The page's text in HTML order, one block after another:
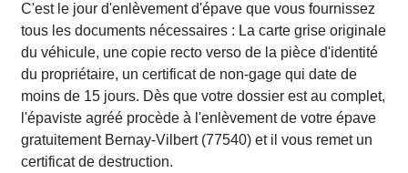
C'est le jour d'enlèvement d'épave que vous fournissez
tous les documents nécessaires : La carte grise originale
du véhicule, une copie recto verso de la pièce d'identité
du propriétaire, un certificat de non-gage qui date de
moins de 15 jours. Dès que votre dossier est au complet,
l'épaviste agréé procède à l'enlèvement de votre épave
gratuitement Bernay-Vilbert (77540) et il vous remet un
certificat de destruction.